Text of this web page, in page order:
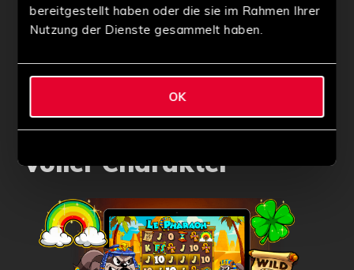
bereitgestellt haben oder die sie im Rahmen Ihrer
Nutzung der Dienste gesammelt haben.
OK
Dank seiner ausgeprägten visuellen Identität und
seiner durchdachten Atmosphäre hat sich „Le Zeus“
etabliert.
„Le Pharaoh“: ein
ägyptisches Abenteuer
voller Charakter